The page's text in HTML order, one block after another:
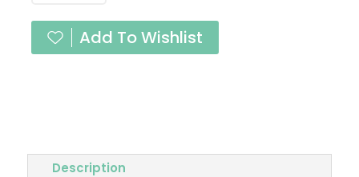
Kiwi
Fingering
Add To Wishlist
Description